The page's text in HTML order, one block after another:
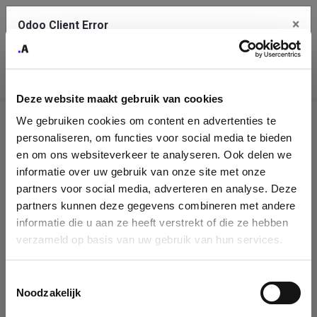
Deze website maakt gebruik van cookies
We gebruiken cookies om content en advertenties te
personaliseren, om functies voor social media te bieden
en om ons websiteverkeer te analyseren. Ook delen we
informatie over uw gebruik van onze site met onze
partners voor social media, adverteren en analyse. Deze
partners kunnen deze gegevens combineren met andere
informatie die u aan ze heeft verstrekt of die ze hebben
verzameld op basis van uw gebruik van hun services.
Noodzakelijk
Company
Identification
Please fill in your company details
You can search a company in our database by name, VAT or
enterprise ID. When a company is selected it will auto-complete the
form. If you don't find your company in our database, you can create
Odoo Client Error ×
service.
See details
Ok